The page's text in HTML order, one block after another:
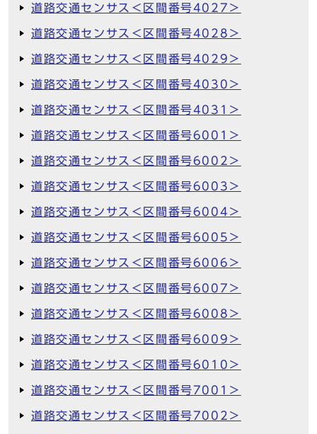
道路交通センサス＜区間番号4027＞
道路交通センサス＜区間番号4028＞
道路交通センサス＜区間番号4029＞
道路交通センサス＜区間番号4030＞
道路交通センサス＜区間番号4031＞
道路交通センサス＜区間番号6001＞
道路交通センサス＜区間番号6002＞
道路交通センサス＜区間番号6003＞
道路交通センサス＜区間番号6004＞
道路交通センサス＜区間番号6005＞
道路交通センサス＜区間番号6006＞
道路交通センサス＜区間番号6007＞
道路交通センサス＜区間番号6008＞
道路交通センサス＜区間番号6009＞
道路交通センサス＜区間番号6010＞
道路交通センサス＜区間番号7001＞
道路交通センサス＜区間番号7002＞